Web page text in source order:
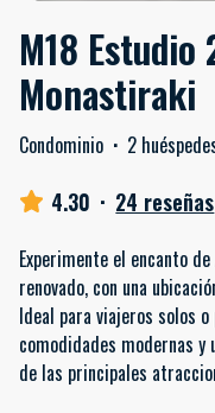
M18 Estudio
Monastiraki
Condominio · 2
4.30 · 24 reseñas
Experimente el encanto
renovado, con una
Ideal para viajeros solos
comodidades modernas y
de las principales